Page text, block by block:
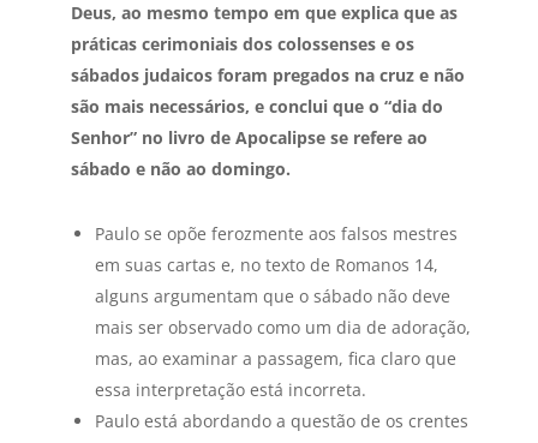
Deus, ao mesmo tempo em que explica que as
práticas cerimoniais dos colossenses e os
sábados judaicos foram pregados na cruz e não
são mais necessários, e conclui que o “dia do
Senhor” no livro de Apocalipse se refere ao
sábado e não ao domingo.
Paulo se opõe ferozmente aos falsos mestres
em suas cartas e, no texto de Romanos 14,
alguns argumentam que o sábado não deve
mais ser observado como um dia de adoração,
mas, ao examinar a passagem, fica claro que
essa interpretação está incorreta.
Paulo está abordando a questão de os crentes